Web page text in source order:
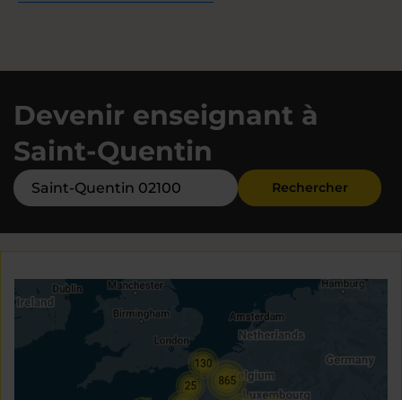
Devenir enseignant à
Saint-Quentin
Rechercher